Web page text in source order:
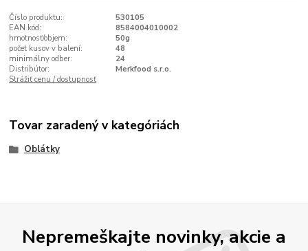
Číslo produktu:
530105
EAN kód:
8584004010002
hmotnosť/objem:
50g
počet kusov v balení:
48
minimálny odber:
24
Distribútor:
Merkfood s.r.o.
Strážiť cenu / dostupnosť
Tovar zaradený v kategóriách
Oblátky
Nepremeškajte novinky, akcie a